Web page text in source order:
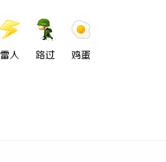
雷人 路过 鸡蛋